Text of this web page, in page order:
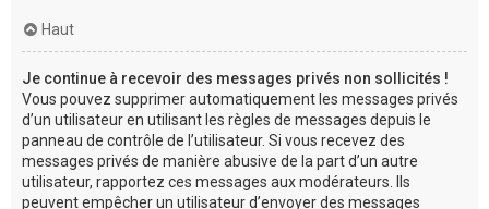
Haut
Je continue à recevoir des messages privés non sollicités !
Vous pouvez supprimer automatiquement les messages privés
d’un utilisateur en utilisant les règles de messages depuis le
panneau de contrôle de l’utilisateur. Si vous recevez des
messages privés de manière abusive de la part d’un autre
utilisateur, rapportez ces messages aux modérateurs. Ils
peuvent empêcher un utilisateur d’envoyer des messages